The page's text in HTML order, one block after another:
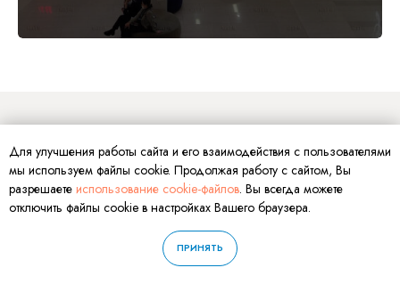
Для улучшения работы сайта и его взаимодействия с пользователями
мы используем файлы cookie. Продолжая работу с сайтом, Вы
разрешаете использование cookie-файлов. Вы всегда можете
отключить файлы cookie в настройках Вашего браузера.
ПРИНЯТЬ